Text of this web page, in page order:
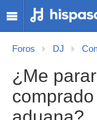
Foros DJ
¿Me